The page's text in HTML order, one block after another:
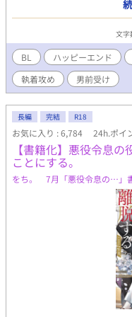
ご注意ください) 第11回
てくださった皆様、本当
ルフなら他種族の男性で
りはないか？」と聞かれ
と一夜の関係を持ったこ
ためには、エルフの精液
ムは仕方なくエルフの国
ンは、まるで伴侶のよう
さっさと国に戻るつもり
ら与えられる想いに心が
で【紙書籍&電子書籍化】
皆様、心からありがとう
日などは詳細が決まり次
き続き頑張っていきます
ると嬉しいです！
文字
BL ハッピーエンド
執着攻め
男前受け
長編 完結 R18
お気に入り : 6,784 24h.ポイ
【書籍化】悪役令息
ことにする。
をち。 7月「悪役令息の…」